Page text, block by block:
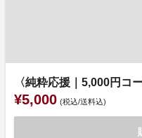
〈純粋応援｜5,000円コ
¥5,000 (税込/送料込)